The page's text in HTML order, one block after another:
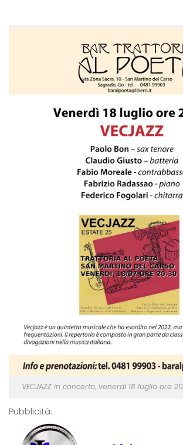
VECJAZZ in concerto, venerdì 18 luglio ore
Pubblicità: